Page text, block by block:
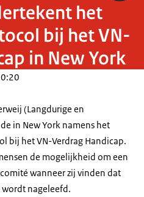
het
bij het VN-
in New York
(Langdurige en
in New York namens het
bij het VN-Verdrag Handicap.
de mogelijkheid om een
wanneer zij vinden dat
nageleefd.